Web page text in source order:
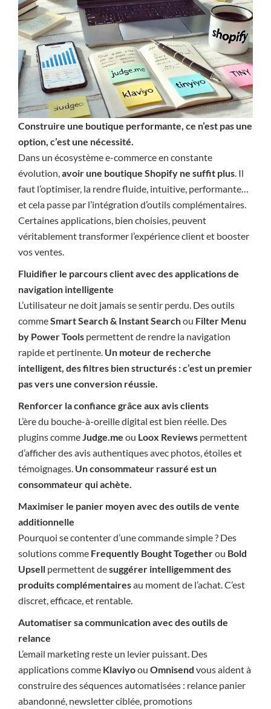
Construire une boutique performante, ce n’est pas une
option, c’est une nécessité.
Dans un écosystème e-commerce en constante
évolution,avoir une boutique Shopify ne suffit plus. Il
faut l’optimiser, la rendre fluide, intuitive, performante…
et cela passe par l’intégration d’outils complémentaires.
Certaines applications, bien choisies, peuvent
véritablement transformer l’expérience client et booster
vos ventes.
Fluidifier le parcours client avec des applications de
navigation intelligente
L’utilisateur ne doit jamais se sentir perdu. Des outils
commeSmart Search & Instant Searchou Filter Menu
by Power Tools permettent de rendre la navigation
rapide et pertinente. Un moteur de recherche
intelligent, des filtres bien structurés : c’est un premier
pas vers une conversion réussie.
Renforcer la confiance grâce aux avis clients
L’ère du bouche-à-oreille digital est bien réelle. Des
plugins commeJudge.me ou Loox Reviews permettent
d’afficher des avis authentiques avec photos, étoiles et
témoignages. Un consommateur rassuré est un
consommateur qui achète.
Maximiser le panier moyen avec des outils de vente
additionnelle
Pourquoi se contenter d’une commande simple ? Des
solutions comme Frequently Bought Togetherou Bold
Upsell permettent desuggérer intelligemment des
produits complémentairesau moment de l’achat. C’est
discret, efficace, et rentable.
Automatiser sa communication avec des outils de
relance
L’email marketing reste un levier puissant. Des
applications comme Klaviyoou Omnisend vous aident à
construire des séquences automatisées : relance panier
abandonné, newsletter ciblée, promotions